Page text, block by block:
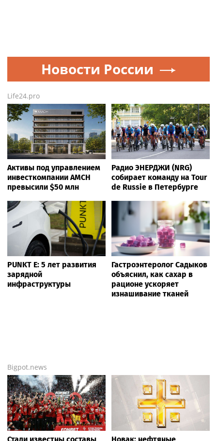
Новости России
Life24.pro
Активы под управлением
инвесткомпании AMCH
превысили $50 млн
Радио ЭНЕРДЖИ (NRG)
собирает команду на Tour
de Russie в Петербурге
PUNKT E: 5 лет развития
зарядной
инфраструктуры
Гастроэнтеролог Садыков
объяснил, как сахар в
рационе ускоряет
изнашивание тканей
Bigpot.news
Стали известны составы
Новак: нефтяные